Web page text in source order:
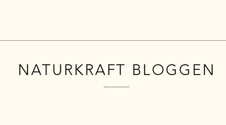
NATURKRAFT BLOGGEN